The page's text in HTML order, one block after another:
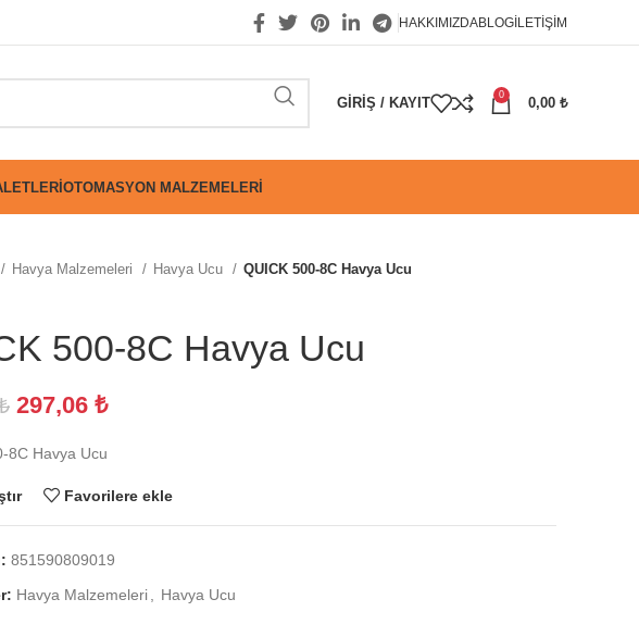
HAKKIMIZDABLOGİLETIŞIM
GIRIŞ / KAYIT
0
0,00 ₺
OTOMASYON MALZEMELERI
Havya Malzemeleri Havya Ucu QUICK 500-8C Havya Ucu
500-8C Havya Ucu
297,06 ₺
8C Havya Ucu
Favorilere ekle
851590809019
Havya Malzemeleri Havya Ucu